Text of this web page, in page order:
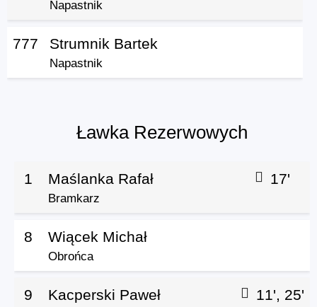
Napastnik
777 Strumnik Bartek
Napastnik
Ławka Rezerwowych
1 Maślanka Rafał
Bramkarz
17'
8 Wiącek Michał
Obrońca
9 Kacperski Paweł 11', 25'